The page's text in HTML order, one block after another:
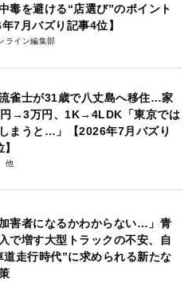
毒を避ける“店選び”のポイント
年7月バズり記事4位】
ライン編集部
雀士が31歳で八丈島へ移住…家
→3万円、1K→4LDK「東京では
まうと…」【2026年7月バズり
加害者になるかわからない…」青
で増す大型トラックの不安、自
道走行時代”に求められる新たな